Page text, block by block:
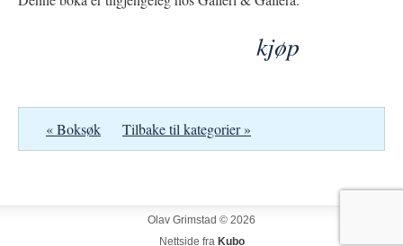
kjøp
« Boksøk Tilbake til kategorier »
Olav Grimstad © 2026
Nettside fra Kubo